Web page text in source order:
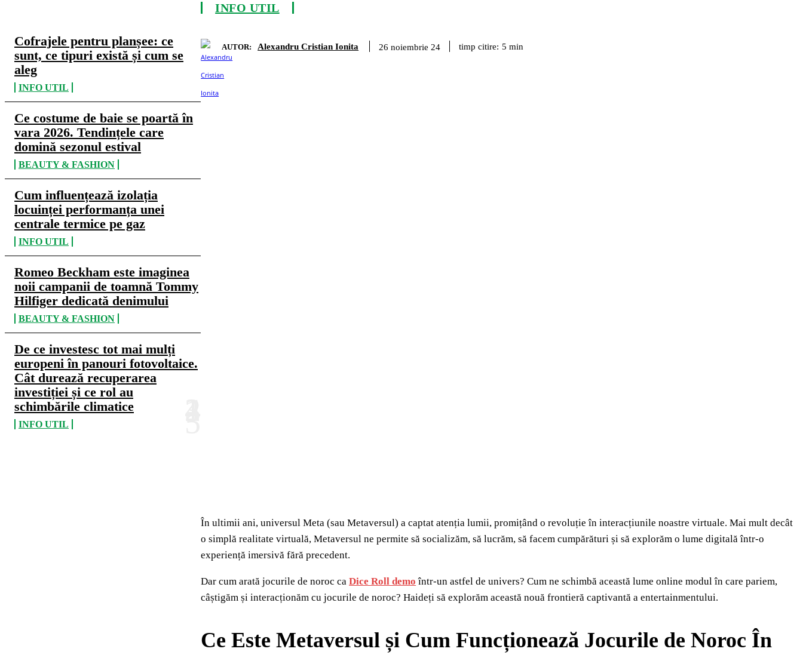
Cofrajele pentru planșee: ce
sunt, ce tipuri există și cum se
aleg
INFO UTIL
Ce costume de baie se poartă în
vara 2026. Tendințele care
domină sezonul estival
BEAUTY & FASHION
Cum influențează izolația
locuinței performanța unei
centrale termice pe gaz
INFO UTIL
Romeo Beckham este imaginea
noii campanii de toamnă Tommy
Hilfiger dedicată denimului
BEAUTY & FASHION
De ce investesc tot mai mulți
europeni în panouri fotovoltaice.
Cât durează recuperarea
investiției și ce rol au
schimbările climatice
INFO UTIL
INFO UTIL
AUTOR: Alexandru Cristian Ionita 26 noiembrie 24 timp citire: 5 min
În ultimii ani, universul Meta (sau Metaversul) a captat atenția lumii, promițând o revoluție în interacțiunile noastre virtuale. Mai mult decât
o simplă realitate virtuală, Metaversul ne permite să socializăm, să lucrăm, să facem cumpărături și să explorăm o lume digitală într-o
experiență imersivă fără precedent.
Dar cum arată jocurile de noroc caDice Roll demo într-un astfel de univers? Cum ne schimbă această lume online modul în care pariem,
câștigăm și interacționăm cu jocurile de noroc? Haideți să explorăm această nouă frontieră captivantă a entertainmentului.
Ce Este Metaversul și Cum Funcționează Jocurile de Noroc În